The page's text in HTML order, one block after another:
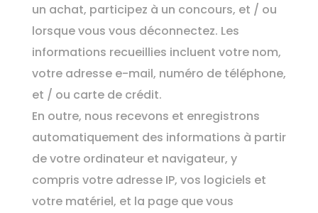
un achat, participez à un concours, et / ou
lorsque vous vous déconnectez. Les
informations recueillies incluent votre nom,
votre adresse e-mail, numéro de téléphone,
et / ou carte de crédit.
En outre, nous recevons et enregistrons
automatiquement des informations à partir
de votre ordinateur et navigateur, y
compris votre adresse IP, vos logiciels et
votre matériel, et la page que vous